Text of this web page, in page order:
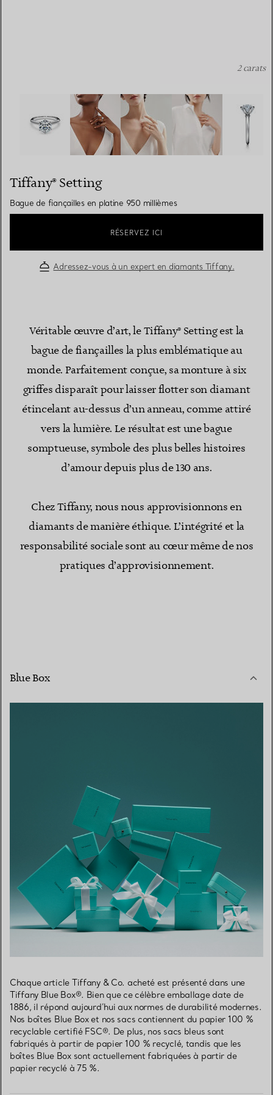
Tiffany® Setting: Bague de fiançailles en platine 950
2 carats
Tiffany® Setting
Bague de fiançailles en platine 950 millièmes
RÉSERVEZ ICI
Adressez-vous à un expert en diamants Tiffany.
Véritable œuvre d’art, le Tiffany® Setting est la
bague de fiançailles la plus emblématique au
monde. Parfaitement conçue, sa monture à six
griffes disparaît pour laisser flotter son diamant
étincelant au-dessus d’un anneau, comme attiré
vers la lumière. Le résultat est une bague
somptueuse, symbole des plus belles histoires
d’amour depuis plus de 130 ans.
Chez Tiffany, nous nous approvisionnons en
diamants de manière éthique. L’intégrité et la
responsabilité sociale sont au cœur même de nos
pratiques d’approvisionnement.
Blue Box
Chaque article Tiffany & Co. acheté est présenté dans une
Tiffany Blue Box®. Bien que ce célèbre emballage date de
1886, il répond aujourd’hui aux normes de durabilité modernes.
Nos boîtes Blue Box et nos sacs contiennent du papier 100 %
recyclable certifié FSC®. De plus, nos sacs bleus sont
fabriqués à partir de papier 100 % recyclé, tandis que les
boîtes Blue Box sont actuellement fabriquées à partir de
papier recyclé à 75 %.